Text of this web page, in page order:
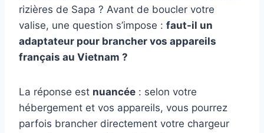
rizières de Sapa ? Avant de boucler votre
valise, une question s’impose : faut-il un
adaptateur pour brancher vos appareils
français au Vietnam ?
La réponse est nuancée : selon votre
hébergement et vos appareils, vous pourrez
parfois brancher directement votre chargeur